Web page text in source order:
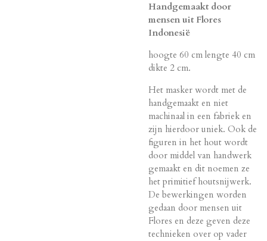
Handgemaakt door
mensen uit Flores
Indonesië
hoogte 60 cm lengte 40 cm
dikte 2 cm.
Het masker wordt met de
handgemaakt en niet
machinaal in een fabriek en
zijn hierdoor uniek. Ook de
figuren in het hout wordt
door middel van handwerk
gemaakt en dit noemen ze
het primitief houtsnijwerk.
De bewerkingen worden
gedaan door mensen uit
Flores en deze geven deze
technieken over op vader